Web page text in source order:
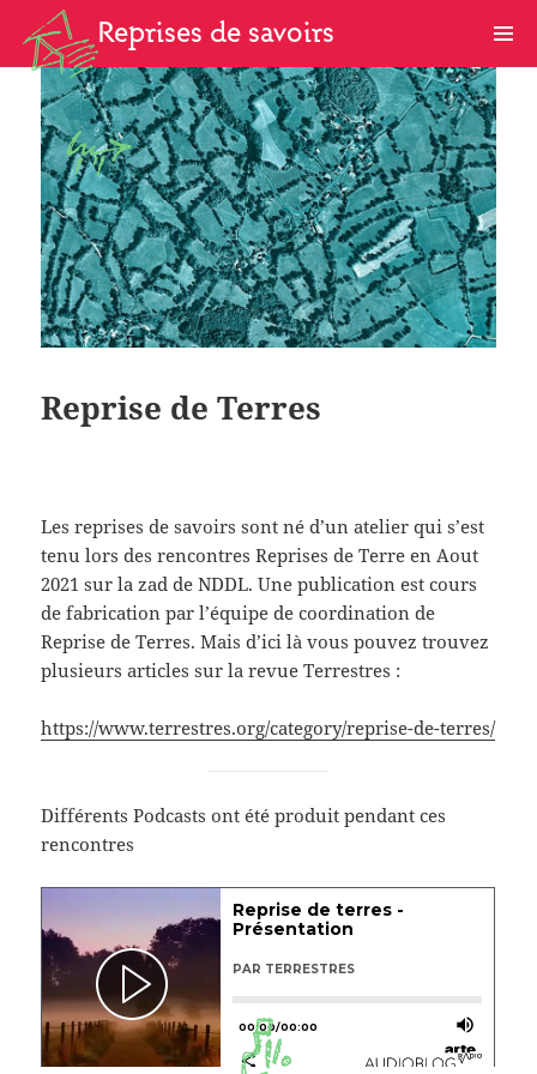
g
aReprises de savoirs
Reprise de Terres
Les reprises de savoirs sont né d’un atelier qui s’est
tenu lors des rencontres Reprises de Terre en Aout
2021 sur la zad de NDDL. Une publication est cours
de fabrication par l’équipe de coordination de
Reprise de Terres. Mais d’ici là vous pouvez trouvez
plusieurs articles sur la revue Terrestres :
https://www.terrestres.org/category/reprise-de-terres/
Différents Podcasts ont été produit pendant ces
rencontres